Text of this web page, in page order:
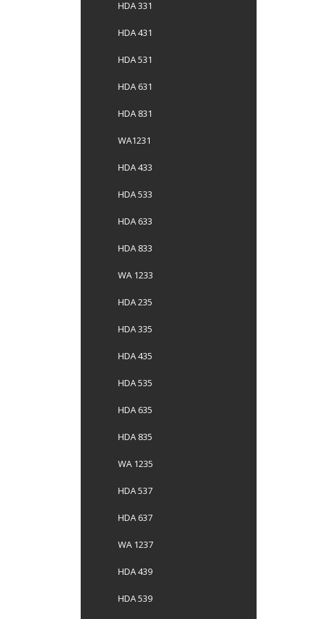
HDA 331
HDA 431
HDA 531
HDA 631
HDA 831
WA1231
HDA 433
HDA 533
HDA 633
HDA 833
WA 1233
HDA 235
HDA 335
HDA 435
HDA 535
HDA 635
HDA 835
WA 1235
HDA 537
HDA 637
WA 1237
HDA 439
HDA 539